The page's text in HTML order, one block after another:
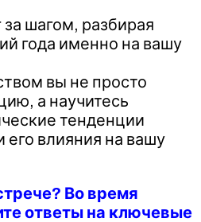
шагом, разбирая
года именно на вашу
вы не просто
а научитесь
тенденции
его влияния на вашу
Во время
ответы на ключевые